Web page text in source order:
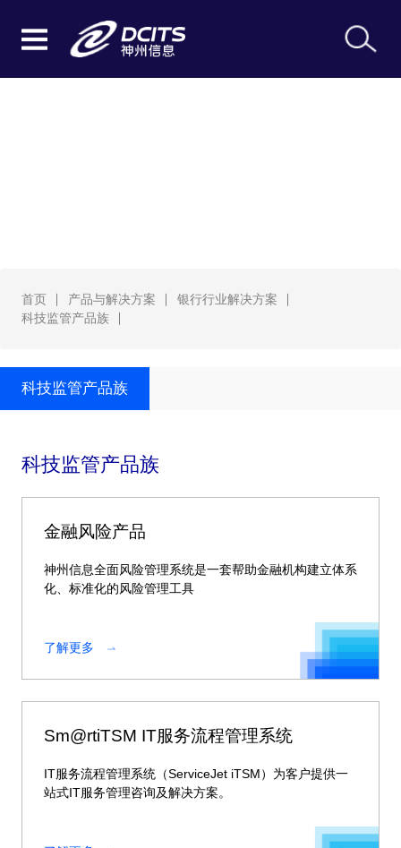
首页 产品与解决方案
银行行业解决方案
科技监管产品族
科技监管产品族
科技监管产品族
金融风险产品
神州信息全面风险管理系统是一套帮助金融机构建立体系
化、标准化的风险管理工具
了解更多
Sm@rtiTSM IT服务流程管理系统
IT服务流程管理系统（ServiceJet iTSM）为客户提供一
站式IT服务管理咨询及解决方案。